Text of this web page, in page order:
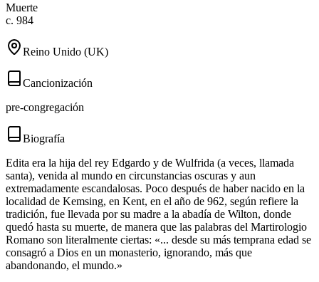
Muerte
c. 984
Reino Unido (UK)
Cancionización
pre-congregación
Biografía
Edita era la hija del rey Edgardo y de Wulfrida (a veces, llamada
santa), venida al mundo en circunstancias oscuras y aun
extremadamente escandalosas. Poco después de haber nacido en la
localidad de Kemsing, en Kent, en el año de 962, según refiere la
tradición, fue llevada por su madre a la abadía de Wilton, donde
quedó hasta su muerte, de manera que las palabras del Martirologio
Romano son literalmente ciertas: «... desde su más temprana edad se
consagró a Dios en un monasterio, ignorando, más que
abandonando, el mundo.»